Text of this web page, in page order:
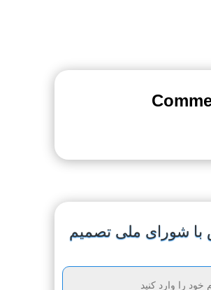
با شورای ملی تصمیم